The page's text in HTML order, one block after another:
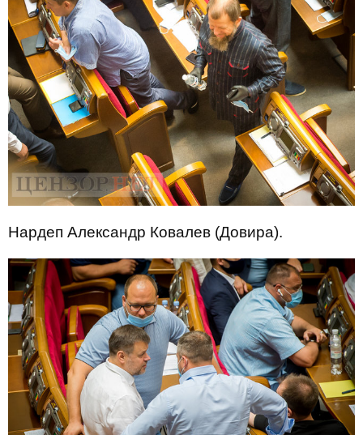
Нардеп Александр Ковалев (Довира).